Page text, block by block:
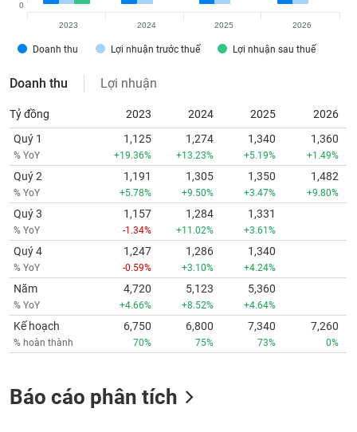
Doanh thu Lợi nhuận trước thuế Lợi nhuận sau thuế
0
2023 2024 2025 2026
Doanh thu Lợi nhuận
Tỷ đồng 2023 2024 2025
2026
Quý 1
% YoY
1,125
+19.36%
1,274
+13.23%
1,340
+5.19%
1,360
+1.49%
Quý 2
% YoY
1,191
+5.78%
1,305
+9.50%
1,350
+3.47%
1,482
+9.80%
Quý 3
% YoY
1,157
-1.34%
1,284
+11.02%
1,331
+3.61%
Quý 4
% YoY
1,247
-0.59%
1,286
+3.10%
1,340
+4.24%
Năm
% YoY
4,720
+4.66%
5,123
+8.52%
5,360
+4.64%
Kế hoạch
% hoàn thành
6,750
70%
6,800
75%
7,340
73%
7,260
0%
Báo cáo phân tích